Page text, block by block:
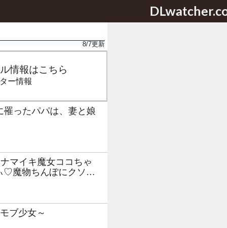
8/7更新
情報はこちら
ー情報
罹ったパパは、妻と娘
マイキ魔女ココちゃ
♡魔物ちんぽにクソザ
ましたぁ♡♡〜
ブ少女～